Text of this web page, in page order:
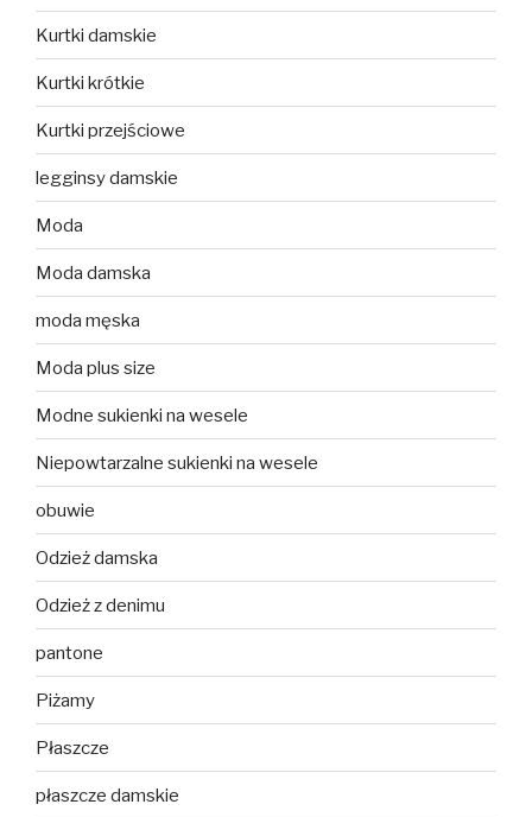
Kurtki damskie
Kurtki krótkie
Kurtki przejściowe
legginsy damskie
Moda
Moda damska
moda męska
Moda plus size
Modne sukienki na wesele
Niepowtarzalne sukienki na wesele
obuwie
Odzież damska
Odzież z denimu
pantone
Piżamy
Płaszcze
płaszcze damskie